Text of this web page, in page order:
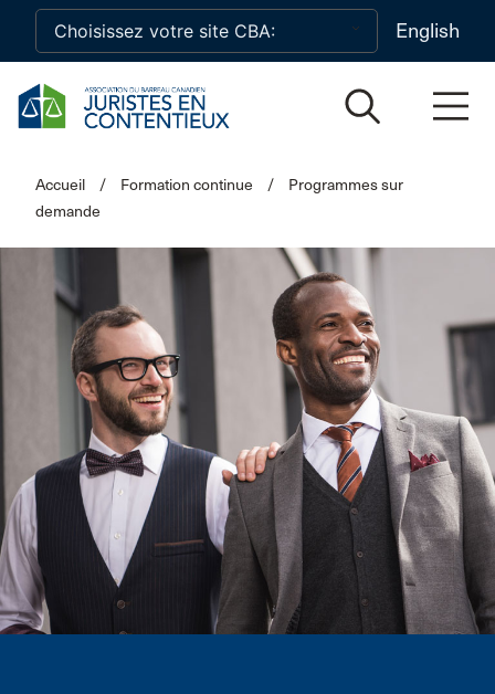
Skip to main content
English
Accueil / Formation continue /
Programmes sur
demande